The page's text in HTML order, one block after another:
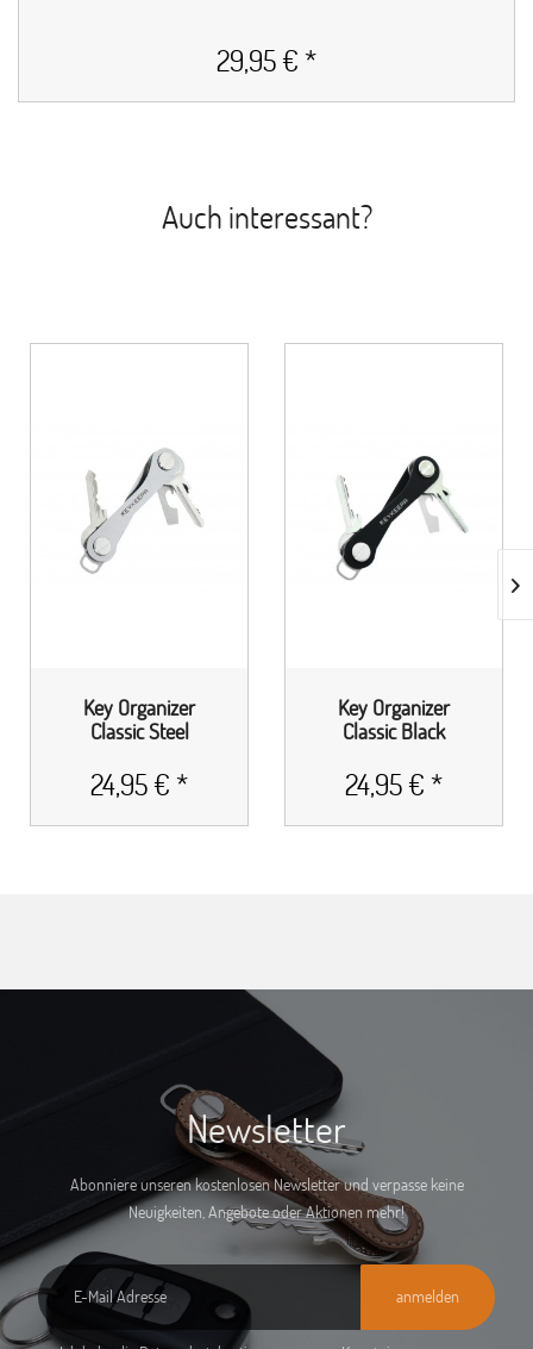
29,95 € *
Auch interessant?
Key Organizer
Classic Steel
24,95 € *
Key Organizer
Classic Black
24,95 € *
Newsletter
Abonniere unseren kostenlosen Newsletter und verpasse keine
Neuigkeiten, Angebote oder Aktionen mehr!
anmelden